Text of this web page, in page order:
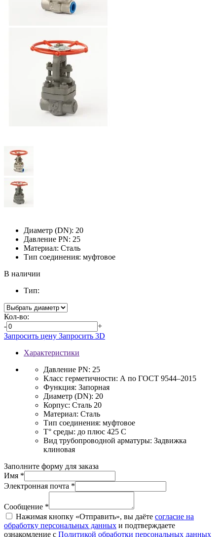
Диаметр (DN): 20
Давление PN: 25
Материал: Сталь
Тип соединения: муфтовое
В наличии
Тип:
Кол-во:
-
+
Запросить цену Запросить 3D
Характеристики
Давление PN: 25
Класс герметичности: А по ГОСТ 9544–2015
Функция: Запорная
Диаметр (DN): 20
Корпус: Сталь 20
Материал: Сталь
Тип соединения: муфтовое
T° среды: до плюс 425 С
Вид трубопроводной арматуры: Задвижка
клиновая
Заполните форму для заказа
Имя *
Электронная почта *
Сообщение *
Нажимая кнопку «Отправить», вы даёте согласие на
обработку персональных данных и подтверждаете
ознакомление с Политикой обработки персональных данных